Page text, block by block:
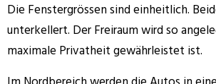
Die Fenstergrössen sind einheitlich.
unterkellert. Der Freiraum wird so
maximale Privatheit gewährleistet ist.